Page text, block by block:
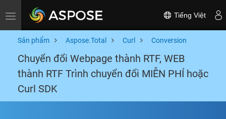
Toggle navigation Tiếng Việt
Sản phẩm Aspose.Total Curl Conversion
Chuyển đổi Webpage thành RTF, WEB
thành RTF Trình chuyển đổi MIỄN PHÍ hoặc
Curl SDK